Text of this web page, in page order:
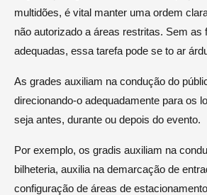
multidões, é vital manter uma ordem
não autorizado a áreas restritas. Sem as
adequadas, essa tarefa pode se to ar
As grades auxiliam na condução do
direcionando-o adequadamente para os
seja antes, durante ou depois do evento.
Por exemplo, os gradis auxiliam na
bilheteria, auxilia na demarcação de
configuração de áreas de